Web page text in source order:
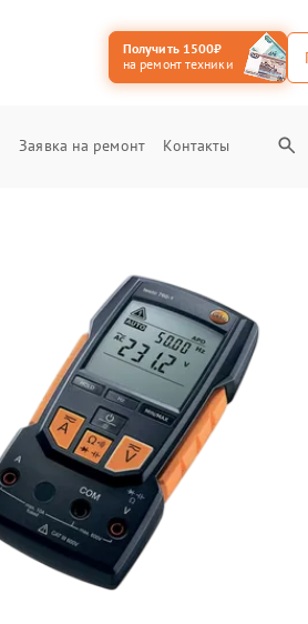
Получить 1500₽
на ремонт техники
Заявка на ремонт Контакты